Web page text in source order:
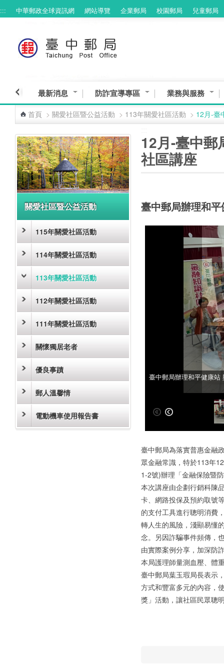
跳到主要內容區塊
::: 中華郵政全球資訊網 網站導覽 企業郵局 校園郵局 兒童郵局
最新消息 防詐宣導專區 業務與服務
首頁 > 關愛社區暨公益活動 > 113年關愛社區活動 > 12月-臺
關愛社區暨公益活動
115年關愛社區活動
114年關愛社區活動
113年關愛社區活動
112年關愛社區活動
111年關愛社區活動
關懷獨居老者
優良事蹟
郵人溫馨情
電動機車使用報告書
12月-臺中郵
社區講座
臺中郵局辦理和
臺中郵局辦理和平健康站
臺中郵局辦理和平健康站
臺中郵局為落實普惠金融
眾金融常識，特於113年
1-2號)辦理「金融保險暨
本次講座由企劃行銷科陳
卡、網路投保及預約取號
的支付工具進行聰明消費
轉人生的風險，淺顯易懂
念。另因詐騙事件頻傳，
由實際案例分享，加深防
本局護理師量測血壓、體
臺中郵局葉玉瑕局長表示
方式和豐富多元的內容，
獎」活動，讓社區民眾聰